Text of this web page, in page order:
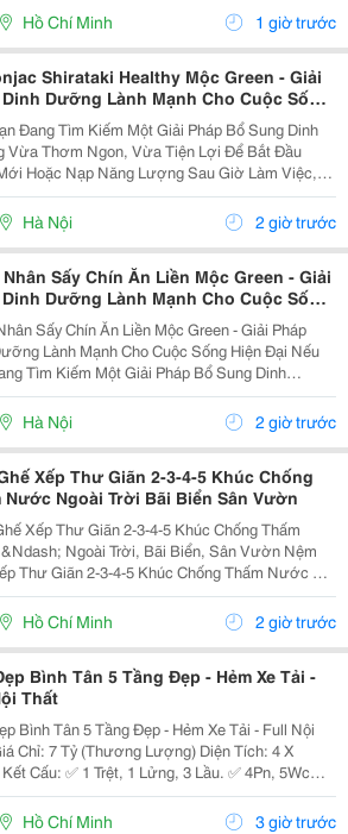
Thoáng Mát, Sẵn Sàng Dọn...
Hồ Chí Minh 1 giờ trước
Shirataki Healthy Mộc Green - Giải
Dưỡng Lành Mạnh Cho Cuộc Sống
Đang Tìm Kiếm Một Giải Pháp Bổ Sung Dinh
Vừa Thơm Ngon, Vừa Tiện Lợi Để Bắt Đầu
Hoặc Nạp Năng Lượng Sau Giờ Làm Việc,
Shirataki Healthy Mộc Green Chính Là
Lựa Chọn Hoàn Hảo. Vì Sao Nên Lựa Chọn Mì Konjac...
Hà Nội 2 giờ trước
Sấy Chín Ăn Liền Mộc Green - Giải
Dưỡng Lành Mạnh Cho Cuộc Sống
Sấy Chín Ăn Liền Mộc Green - Giải Pháp
Lành Mạnh Cho Cuộc Sống Hiện Đại Nếu
Tìm Kiếm Một Giải Pháp Bổ Sung Dinh
Vừa Thơm Ngon, Vừa Tiện Lợi Để Bắt Đầu
Mới Hoặc Nạp Năng Lượng Sau Giờ Làm Việc,
Nhân...
Hà Nội 2 giờ trước
Xếp Thư Giãn 2-3-4-5 Khúc Chống
Nước Ngoài Trời Bãi Biển Sân Vườn
Xếp Thư Giãn 2-3-4-5 Khúc Chống Thấm
Ngoài Trời, Bãi Biển, Sân Vườn Nệm
Thư Giãn 2-3-4-5 Khúc Chống Thấm Nước Có
Kích Thước, Màu Sắc Và Chất Liệu Phù
Cầu Lựa Chọn. Sản Phẩm Hoàn Thiện Tỉ Mỉ,
Hồ Chí Minh 2 giờ trước
Bình Tân 5 Tầng Đẹp - Hẻm Xe Tải -
Thất
Bình Tân 5 Tầng Đẹp - Hẻm Xe Tải - Full Nội
7 Tỷ (Thương Lượng) Diện Tích: 4 X
Bố Trí 6Pn). ✅ Phòng Thờ, Phòng Giặt, Sân
Hẻm Xe Tải, Gần Mặt Tiền, Thuận...
Hồ Chí Minh 3 giờ trước